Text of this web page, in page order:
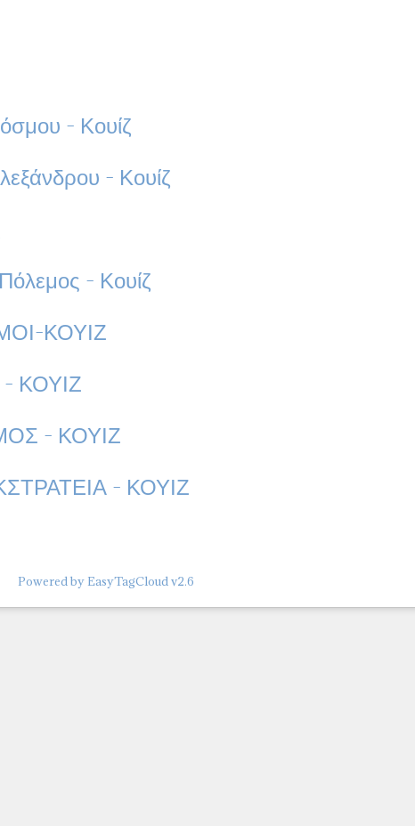
- Κουίζ
- Κουίζ
- Κουίζ
ΚΟΥΙΖ
ΚΟΥΙΖ
- ΚΟΥΙΖ
- ΚΟΥΙΖ
Powered by EasyTagCloud v2.6